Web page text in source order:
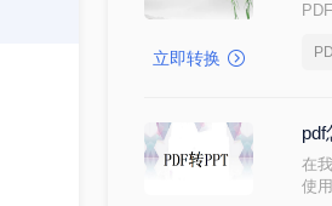
立即转换
pdf
在
使